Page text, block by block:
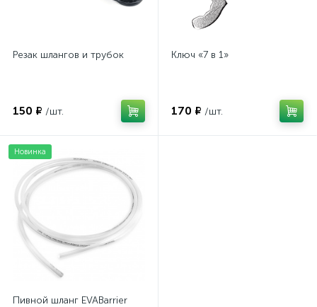
Резак шлангов и трубок
150 ₽ /шт.
Ключ «7 в 1»
170 ₽ /шт.
Новинка
Пивной шланг EVABarrier